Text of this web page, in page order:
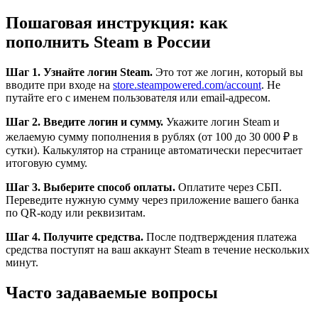
Пошаговая инструкция: как
пополнить Steam в России
Шаг 1. Узнайте логин Steam. Это тот же логин, который вы
вводите при входе на store.steampowered.com/account. Не
путайте его с именем пользователя или email-адресом.
Шаг 2. Введите логин и сумму. Укажите логин Steam и
желаемую сумму пополнения в рублях (от 100 до 30 000 ₽ в
сутки). Калькулятор на странице автоматически пересчитает
итоговую сумму.
Шаг 3. Выберите способ оплаты. Оплатите через СБП.
Переведите нужную сумму через приложение вашего банка
по QR-коду или реквизитам.
Шаг 4. Получите средства. После подтверждения платежа
средства поступят на ваш аккаунт Steam в течение нескольких
минут.
Часто задаваемые вопросы